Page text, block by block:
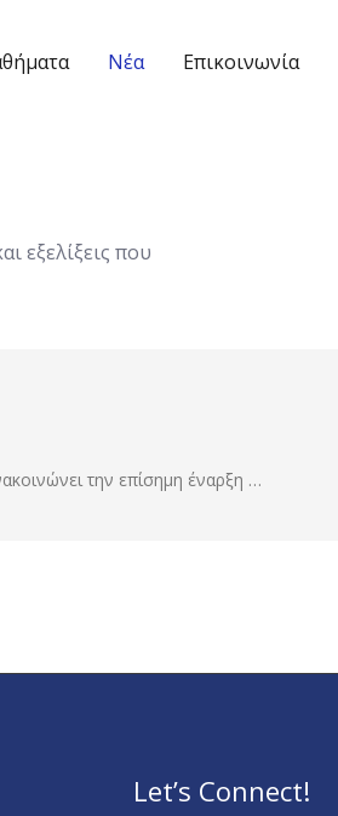
Νέα Επικοινωνία
εξελίξεις που
την επίσημη έναρξη …
Let’s Connect!